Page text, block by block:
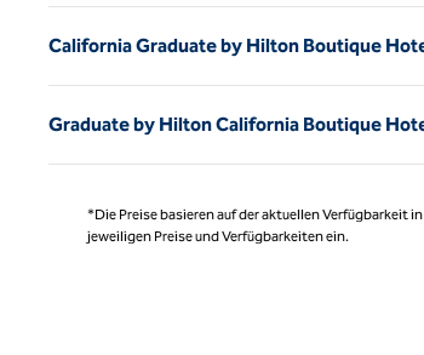
California Graduate by Hilton Boutique
Graduate by Hilton California Boutique
*Die Preise basieren auf der aktuellen Verfügbarkeit
jeweiligen Preise und Verfügbarkeiten ein.